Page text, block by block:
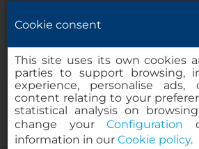
Cookie consent
This site uses its own cookies
parties to support browsing,
experience, personalise ads,
content relating to your
statistical analysis on
change yourConfiguration
information in our Cookie policy.